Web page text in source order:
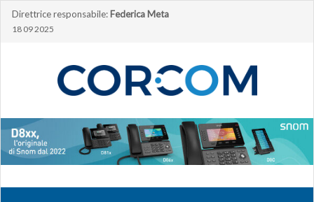
Direttrice responsabile: Federica Meta
18 09 2025